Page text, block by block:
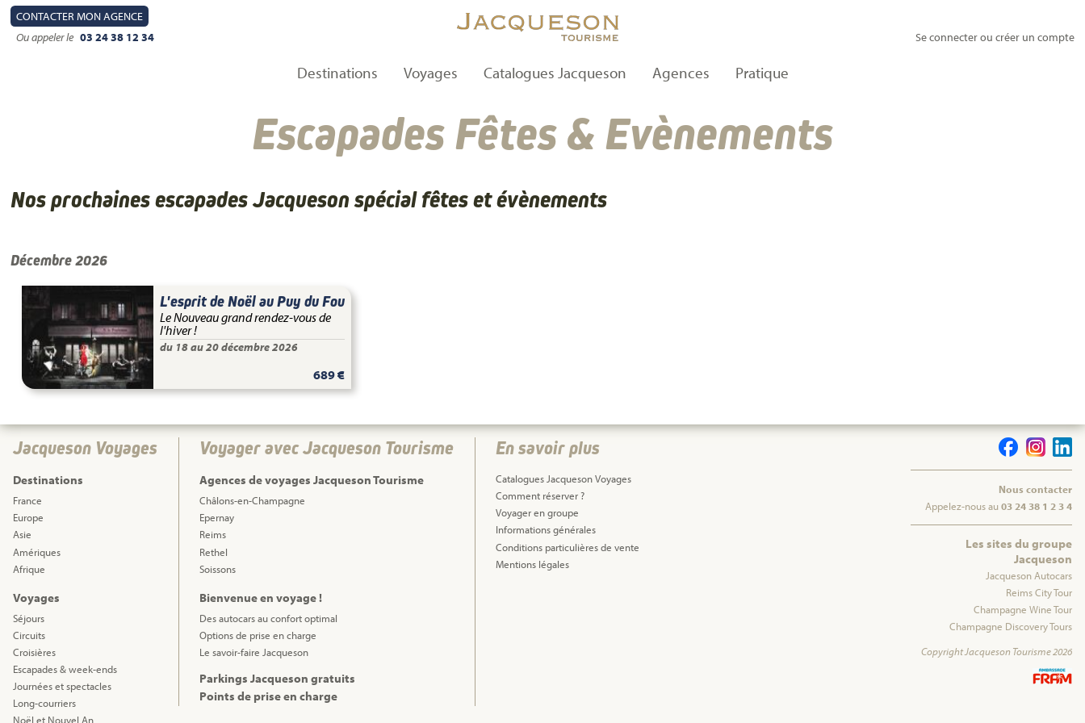
CONTACTER MON AGENCE
Ou appeler le 03 24 38 12 34 Se connecter ou créer un compte
Destinations Voyages Catalogues Jacqueson Agences Pratique
Escapades Fêtes & Evènements
Nos prochaines escapades Jacqueson spécial fêtes et évènements
Décembre 2026
L'esprit de Noël au Puy du Fou
Le Nouveau grand rendez-vous de
l'hiver !
du 18 au 20 décembre 2026
689 €
Jacqueson Voyages
Destinations
France
Europe
Asie
Amériques
Afrique
Voyages
Séjours
Circuits
Croisières
Escapades & week-ends
Journées et spectacles
Long-courriers
Noël et Nouvel An
Voyager avec Jacqueson Tourisme
Agences de voyages Jacqueson Tourisme
Châlons-en-Champagne
Epernay
Reims
Rethel
Soissons
Bienvenue en voyage !
Des autocars au confort optimal
Options de prise en charge
Le savoir-faire Jacqueson
Parkings Jacqueson gratuits
Points de prise en charge
En savoir plus
Catalogues Jacqueson Voyages
Comment réserver ?
Voyager en groupe
Informations générales
Conditions particulières de vente
Mentions légales
Nous contacter
Appelez-nous au 03 24 38 1 2 3 4
Les sites du groupe
Jacqueson
Jacqueson Autocars
Reims City Tour
Champagne Wine Tour
Champagne Discovery Tours
Copyright Jacqueson Tourisme 2026